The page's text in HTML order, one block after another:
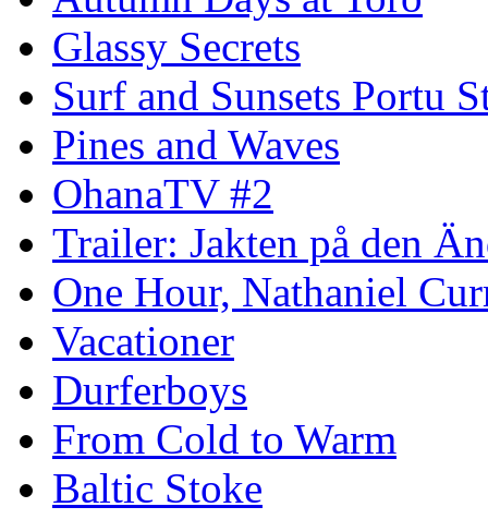
Glassy Secrets
Surf and Sunsets Portu
Pines and Waves
OhanaTV #2
Trailer: Jakten på den
One Hour, Nathaniel
Vacationer
Durferboys
From Cold to Warm
Baltic Stoke